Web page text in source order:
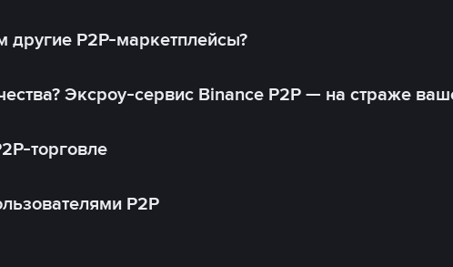
P2P-маркетплейсы?
Эксроу-сервис Binance P2P — на страже
торговле
P2P